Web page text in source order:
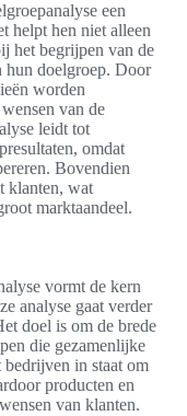
een
helpt hen niet alleen
het begrijpen van de
hun doelgroep. Door
worden
van de
leidt tot
omdat
Bovendien
klanten, wat
marktaandeel.
vormt de kern
analyse gaat verder
doel is om de brede
die gezamenlijke
in staat om
producten en
van klanten.